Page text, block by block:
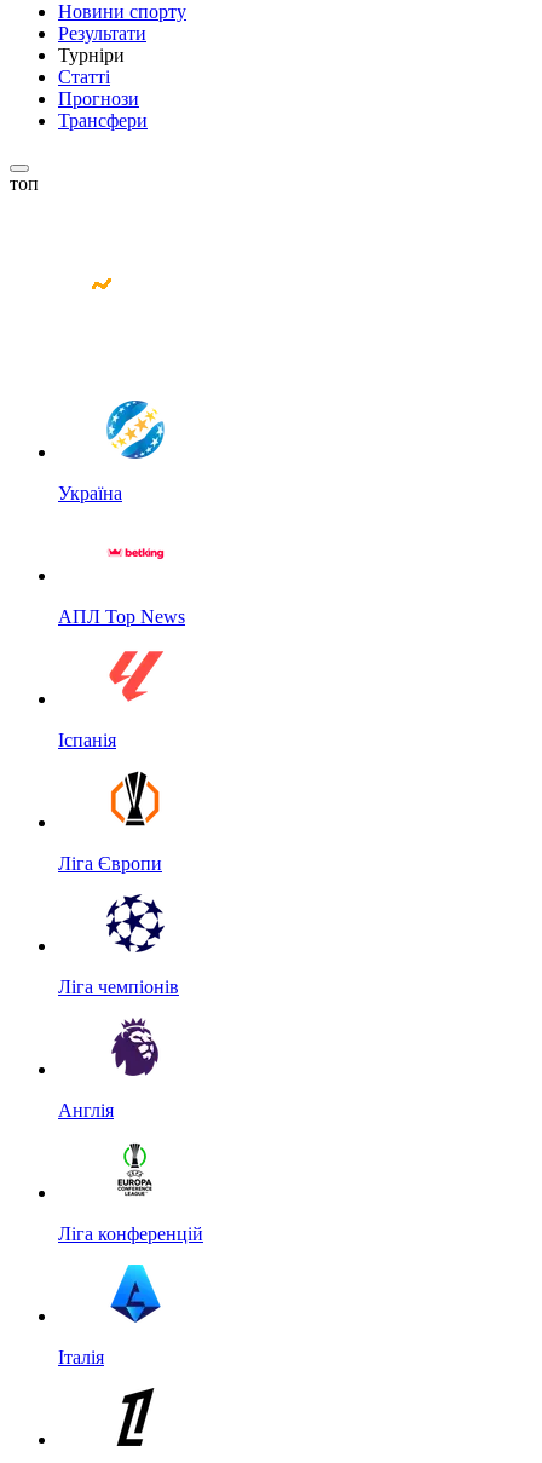
Новини спорту
Результати
Турніри
Статті
Прогнози
Трансфери
топ
Україна
АПЛ Top News
Іспанія
Ліга Європи
Ліга чемпіонів
Англія
Ліга конференцій
Італія